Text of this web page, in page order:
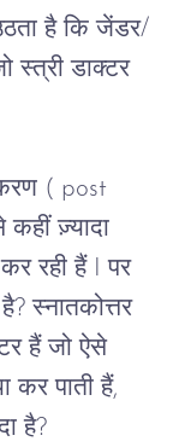
है कि जेंडर/
स्त्री डाक्टर
( post
ज़्यादा
रही हैं I पर
स्नातकोत्तर
हैं जो ऐसे
कर पाती हैं,
है?